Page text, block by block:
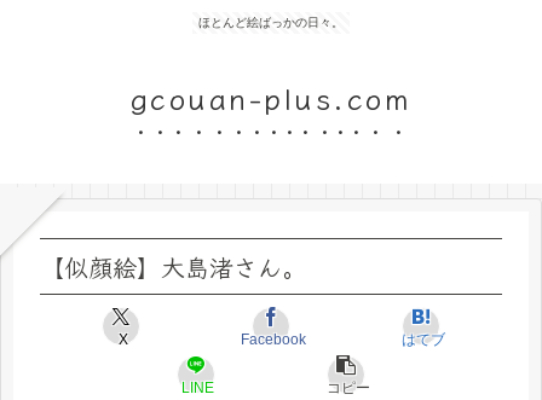
ほとんど絵ばっかの日々。
gcouan-plus.com
【似顔絵】大島渚さん。
X Facebook はてブ
LINE コピー